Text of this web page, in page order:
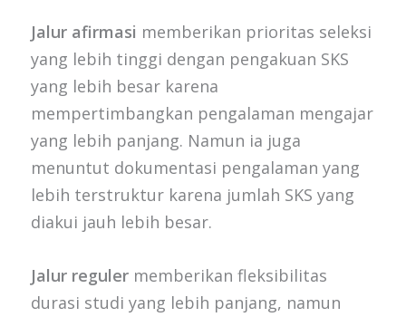
Jalur afirmasi memberikan prioritas seleksi
yang lebih tinggi dengan pengakuan SKS
yang lebih besar karena
mempertimbangkan pengalaman mengajar
yang lebih panjang. Namun ia juga
menuntut dokumentasi pengalaman yang
lebih terstruktur karena jumlah SKS yang
diakui jauh lebih besar.
Jalur regulermemberikan fleksibilitas
durasi studi yang lebih panjang, namun